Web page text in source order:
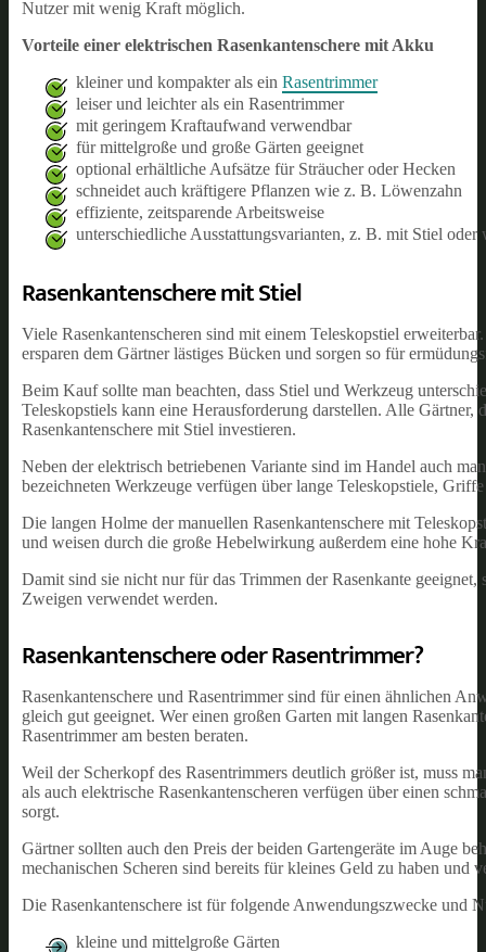
Nutzer mit wenig Kraft möglich.
Vorteile einer elektrischen Rasenkantenschere mit Akku
kleiner und kompakter als ein Rasentrimmer
leiser und leichter als ein Rasentrimmer
mit geringem Kraftaufwand verwendbar
für mittelgroße und große Gärten geeignet
optional erhältliche Aufsätze für Sträucher oder Hecken
schneidet auch kräftigere Pflanzen wie z. B. Löwenzahn
effiziente, zeitsparende Arbeitsweise
unterschiedliche Ausstattungsvarianten, z. B. mit Stiel oder
Rasenkantenschere mit Stiel
Viele Rasenkantenscheren sind mit einem Teleskopstiel
ersparen dem Gärtner lästiges Bücken und sorgen so für
Beim Kauf sollte man beachten, dass Stiel und Werkzeug
Teleskopstiels kann eine Herausforderung darstellen. Alle
Rasenkantenschere mit Stiel investieren.
Neben der elektrisch betriebenen Variante sind im Handel auch
bezeichneten Werkzeuge verfügen über lange Teleskopstiele,
Die langen Holme der manuellen Rasenkantenschere mit
und weisen durch die große Hebelwirkung außerdem eine hohe
Damit sind sie nicht nur für das Trimmen der Rasenkante
Zweigen verwendet werden.
Rasenkantenschere oder Rasentrimmer?
Rasenkantenschere und Rasentrimmer sind für einen ähnlichen
gleich gut geeignet. Wer einen großen Garten mit langen
Rasentrimmer am besten beraten.
Weil der Scherkopf des Rasentrimmers deutlich größer ist, muss
als auch elektrische Rasenkantenscheren verfügen über einen
sorgt.
Gärtner sollten auch den Preis der beiden Gartengeräte im Auge
mechanischen Scheren sind bereits für kleines Geld zu haben und
Die Rasenkantenschere ist für folgende Anwendungszwecke und
kleine und mittelgroße Gärten